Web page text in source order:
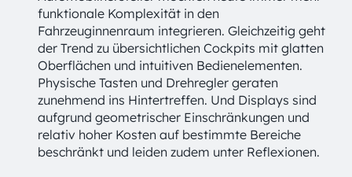
funktionale Komplexität in den
Fahrzeuginnenraum integrieren. Gleichzeitig geht
der Trend zu übersichtlichen Cockpits mit glatten
Oberflächen und intuitiven Bedienelementen.
Physische Tasten und Drehregler geraten
zunehmend ins Hintertreffen. Und Displays sind
aufgrund geometrischer Einschränkungen und
relativ hoher Kosten auf bestimmte Bereiche
beschränkt und leiden zudem unter Reflexionen.